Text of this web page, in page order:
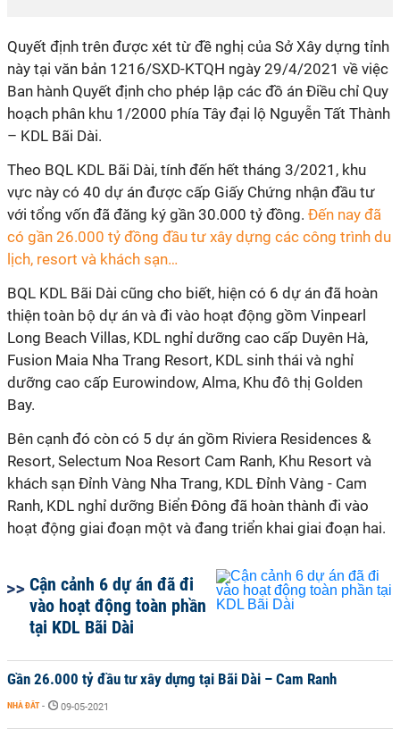
Quyết định trên được xét từ đề nghị của Sở Xây dựng tỉnh
này tại văn bản 1216/SXD-KTQH ngày 29/4/2021 về việc
Ban hành Quyết định cho phép lập các đồ án Điều chỉ Quy
hoạch phân khu 1/2000 phía Tây đại lộ Nguyễn Tất Thành
– KDL Bãi Dài.
Theo BQL KDL Bãi Dài, tính đến hết tháng 3/2021, khu
vực này có 40 dự án được cấp Giấy Chứng nhận đầu tư
với tổng vốn đã đăng ký gần 30.000 tỷ đồng. Đến nay đã
có gần 26.000 tỷ đồng đầu tư xây dựng các công trình du
lịch, resort và khách sạn…
BQL KDL Bãi Dài cũng cho biết, hiện có 6 dự án đã hoàn
thiện toàn bộ dự án và đi vào hoạt động gồm Vinpearl
Long Beach Villas, KDL nghỉ dưỡng cao cấp Duyên Hà,
Fusion Maia Nha Trang Resort, KDL sinh thái và nghỉ
dưỡng cao cấp Eurowindow, Alma, Khu đô thị Golden
Bay.
Bên cạnh đó còn có 5 dự án gồm Riviera Residences &
Resort, Selectum Noa Resort Cam Ranh, Khu Resort và
khách sạn Đỉnh Vàng Nha Trang, KDL Đỉnh Vàng - Cam
Ranh, KDL nghỉ dưỡng Biển Đông đã hoàn thành đi vào
hoạt động giai đoạn một và đang triển khai giai đoạn hai.
Cận cảnh 6 dự án đã đi
vào hoạt động toàn phần
tại KDL Bãi Dài
Gần 26.000 tỷ đầu tư xây dựng tại Bãi Dài – Cam Ranh
NHÀ ĐẤT - 09-05-2021